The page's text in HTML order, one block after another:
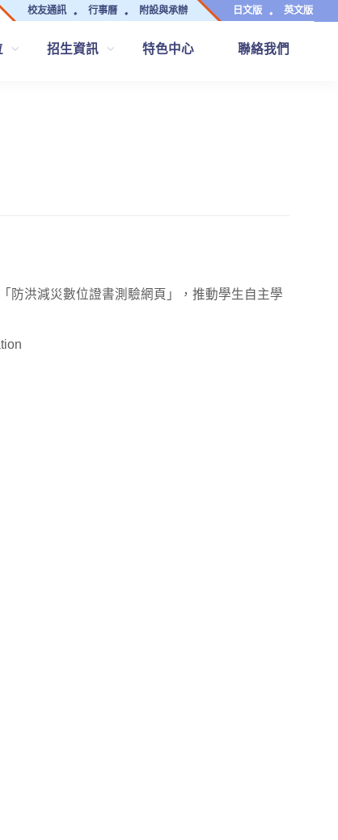
校友通訊 行事曆 附設與承辦 日文版 英文版
招生資訊 特色中心 聯絡我們
防洪減災數位證書測驗網頁」，推動學生自主學